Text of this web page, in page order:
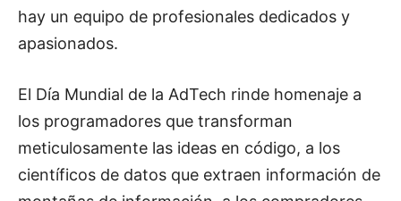
hay un equipo de profesionales dedicados y
apasionados.
El Día Mundial de la AdTech rinde homenaje a
los programadores que transforman
meticulosamente las ideas en código, a los
científicos de datos que extraen información de